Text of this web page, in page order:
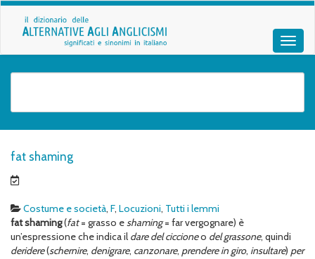
fat shaming
Costume e società, F, Locuzioni, Tutti i lemmi
fatshaming(fat= grasso eshaming= far vergognare) è
un’espressione che indica il dare del ciccioneo del grassone, quindi
deridere(schernire, denigrare, canzonare, prendere in giro, insultare) per